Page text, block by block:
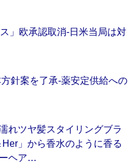
」欧承認取消‐日米当局は対
針案を了承‐薬安定供給への
れツヤ髪スタイリングブラ
Her」から香水のように香る
ーヘア…